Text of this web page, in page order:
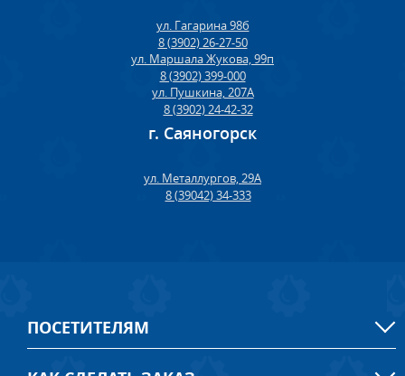
ул. Гагарина 98б
8 (3902) 26-27-50
ул. Маршала Жукова, 99п
8 (3902) 399-000
ул. Пушкина, 207А
8 (3902) 24-42-32
г. Саяногорск
ул. Металлургов, 29А
8 (39042) 34-333
ПОСЕТИТЕЛЯМ